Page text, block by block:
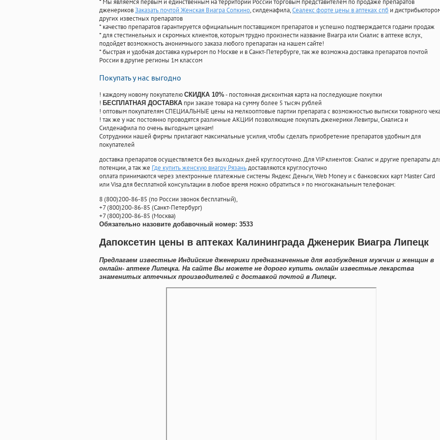
* Мы являемся первым и единственным на территории России торговым представителем по продаже препаратов
дженериковЗаказать почтой Женская Виагра Сопкино, силденафила,Сеалекс форте цены в аптеках спб и
других известных препаратов
* качество препаратов гарантируется официальным поставщиком препаратов и успешно подтверждается годами продаж
* для стестинельных и скромных клиентов, которым трудно произнести название Виагра или Сиалис в аптеке вслух,
подойдет возможность анонимныого заказа любого препаратан на нашем сайте!
* быстрая и удобная доставка курьером по Москве и в Санкт-Петербурге, так же возможна доставка препаратов почтой
России в другие регионы 1м классом
Покупать у нас выгодно
! каждому новому покупателю СКИДКА 10%- постоянная дисконтная карта на последующие покупки
! БЕСПЛАТНАЯ ДОСТАВКА при заказе товара на сумму более 5 тысяч рублей
! оптовым покупателям СПЕЦИАЛЬНЫЕ цены на мелкооптовые партии препарата с возможностью выписки товарного
! так же у нас постоянно проводятся различные АКЦИИ позволяющие покупать дженерики Левитры, Сиалиса и
Силденафила по очень выгодным ценам!
Cотрудники нашей фирмы прилагают максимальные усилия, чтобы сделать приобретение препаратов удобным для
покупателей
доставка препаратов осуществляется без выходных дней круглосуточно. Для VIP клиентов: Сиалис и другие препараты
потенции, а так же Где купить женскую виагру Рязаньдоставляются круглосуточно
оплата принимаются через электронные платежные системы Яндекс Деньги, Web Money и с банковских карт Master Card
или Visa для бесплатной консультации в любое время можно обратиться» по многоканальным телефонам:
8(800)200-86-85 (по России звонок бесплатный),
+7(800)200-86-85 (Санкт-Петербург)
+7(800)200-86-85 (Москва)
Обязательно назовите добавочный номер: 3533
Дапоксетин цены в аптеках Калининграда Дженерик Виагра Липецк
Предлагаем известные Индийские дженерики предназначенные для возбуждения мужчин и женщин в
онлайн- аптеке Липецка. На сайте Вы можете не дорого купить онлайн известные лекарства
знаменитых аптечных производителей с доставкой почтой в Липецк.